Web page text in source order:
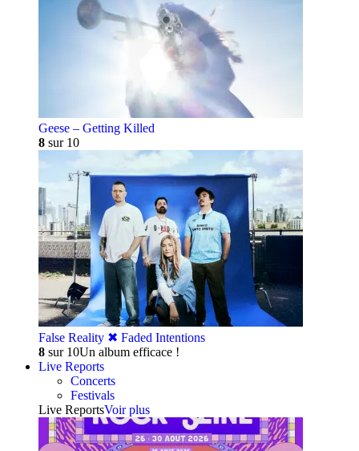
Geese – Getting Killed
8 sur 10
False Reality ✖︎ Faded Intentions
8 sur 10Un album efficace !
Live Reports
Concerts
Festivals
Live ReportsVoir plus